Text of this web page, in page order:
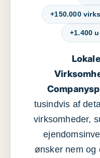
+150.000
+1.400
tusindvis af
virksomheder,
ønsker nem og